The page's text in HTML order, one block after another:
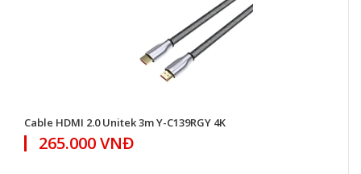
Cable HDMI 2.0 Unitek 3m Y-C139RGY 4K
265.000 VNĐ